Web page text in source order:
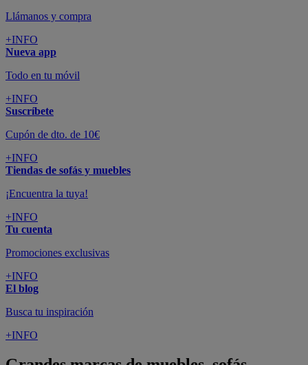
Llámanos y compra
+INFO
Nueva app
Todo en tu móvil
+INFO
Suscríbete
Cupón de dto. de 10€
+INFO
Tiendas de sofás y muebles
¡Encuentra la tuya!
+INFO
Tu cuenta
Promociones exclusivas
+INFO
El blog
Busca tu inspiración
+INFO